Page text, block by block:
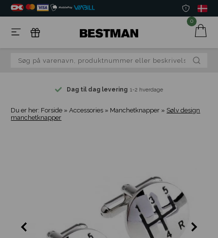
0
Dag til dag levering 1-2 hverdage
Du er her: Forside »Accessories » Manchetknapper » Sølv design
manchetknapper